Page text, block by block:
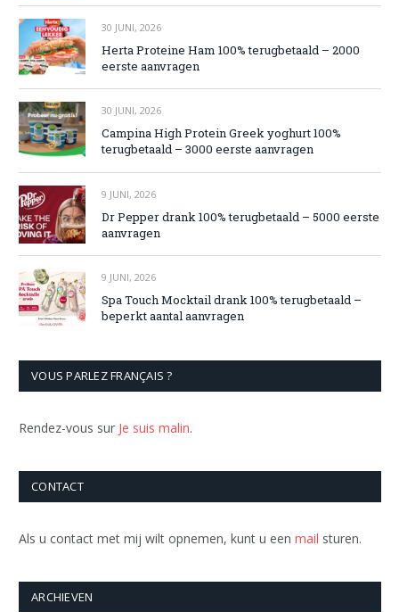
30 JUNI, 2026
Herta Proteine Ham 100% terugbetaald – 2000
eerste aanvragen
30 JUNI, 2026
Campina High Protein Greek yoghurt 100%
terugbetaald – 3000 eerste aanvragen
9 JUNI, 2026
Dr Pepper drank 100% terugbetaald – 5000 eerste
aanvragen
9 JUNI, 2026
Spa Touch Mocktail drank 100% terugbetaald –
beperkt aantal aanvragen
VOUS PARLEZ FRANÇAIS ?
Rendez-vous sur Je suis malin.
CONTACT
Als u contact met mij wilt opnemen, kunt u een mail sturen.
ARCHIEVEN